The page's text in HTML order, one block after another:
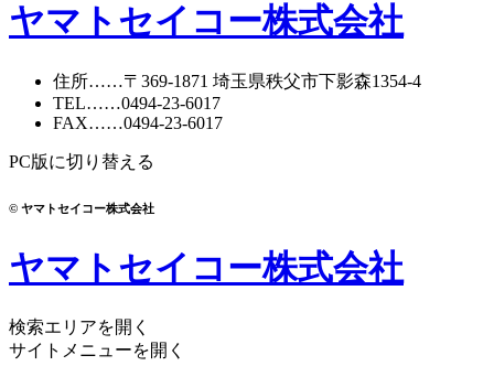
ヤマトセイコー株式会社
住所……〒369-1871 埼玉県秩父市下影森1354-4
TEL……0494-23-6017
FAX……0494-23-6017
PC版に切り替える
© ヤマトセイコー株式会社
ヤマトセイコー株式会社
検索エリアを開く
サイトメニューを開く